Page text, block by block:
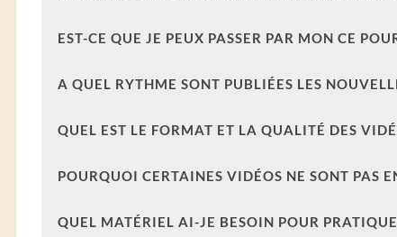
EST-CE QUE JE PEUX PASSER PAR MON CE
A QUEL RYTHME SONT PUBLIÉES LES
QUEL EST LE FORMAT ET LA QUALITÉ DES
POURQUOI CERTAINES VIDÉOS NE SONT PAS
QUEL MATÉRIEL AI-JE BESOIN POUR